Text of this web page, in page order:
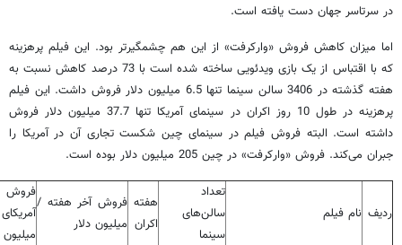
در سرتاسر جهان دست یافته است.
اما میزان کاهش فروش «وارکرفت» از این هم چشمگیرتر بود. این فیلم پرهزینه
که با اقتباس از یک بازی ویدئویی ساخته شده است با 73 درصد کاهش نسبت به
هفته گذشته در 3406 سالن سینما تنها 6.5 میلیون دلار فروش داشت. این فیلم
پرهزینه در طول 10 روز اکران در سینمای آمریکا تنها 37.7 میلیون دلار فروش
داشته است. البته فروش فیلم در سینمای چین شکست تجاری آن در آمریکا را
جبران می‌کند. فروش «وارکرفت» در چین 205 میلیون دلار بوده است.
ردیف نام فیلم
تعداد
سالن‌های
سینما
هفته
اکران
فروش آخر هفته /
میلیون دلار
میلیون